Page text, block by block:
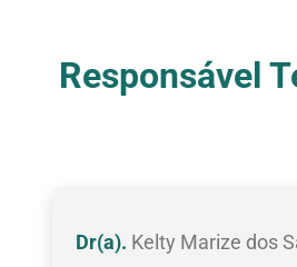
Responsável
Dr(a). Kelty Marize dos